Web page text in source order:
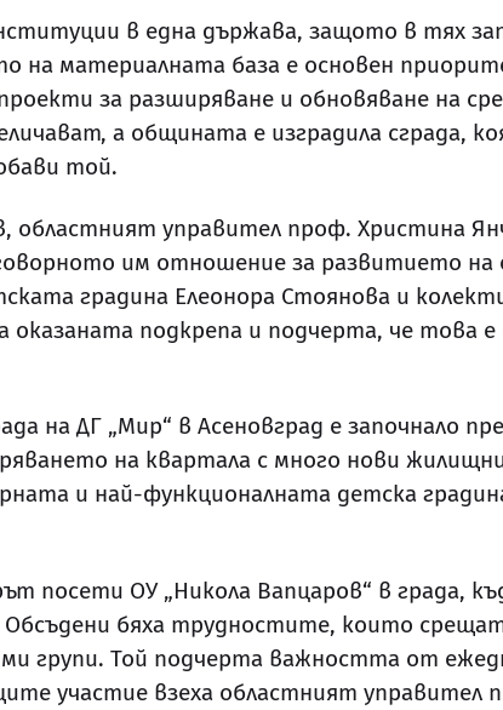
в една държава, защото в тях
на материалната база е основен
за разширяване и обновяване на
а общината е изградила сграда,
той.
управител проф. Христина
им отношение за развитието на
градина Елеонора Стоянова и
оказаната подкрепа и подчерта, че това
на ДГ „Мир“ в Асеновград е започнало
на квартала с много нови
и най-функционалната детска
посети ОУ „Никола Вапцаров“ в града,
бяха трудностите, които
групи. Той подчерта важността от
участие взеха областният управител